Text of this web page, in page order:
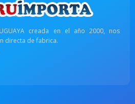
creada en el año 2000, nos
directa de fabrica.